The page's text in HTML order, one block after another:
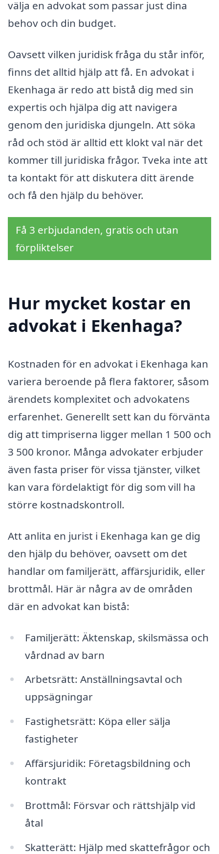
välja en advokat som passar just dina
behov och din budget.
Oavsett vilken juridisk fråga du står inför,
finns det alltid hjälp att få. En advokat i
Ekenhaga är redo att bistå dig med sin
expertis och hjälpa dig att navigera
genom den juridiska djungeln. Att söka
råd och stöd är alltid ett klokt val när det
kommer till juridiska frågor. Tveka inte att
ta kontakt för att diskutera ditt ärende
och få den hjälp du behöver.
Få 3 erbjudanden, gratis och utan
förpliktelser
Hur mycket kostar en
advokat i Ekenhaga?
Kostnaden för en advokat i Ekenhaga kan
variera beroende på flera faktorer, såsom
ärendets komplexitet och advokatens
erfarenhet. Generellt sett kan du förvänta
dig att timpriserna ligger mellan 1 500 och
3 500 kronor. Många advokater erbjuder
även fasta priser för vissa tjänster, vilket
kan vara fördelaktigt för dig som vill ha
större kostnadskontroll.
Att anlita en jurist i Ekenhaga kan ge dig
den hjälp du behöver, oavsett om det
handlar om familjerätt, affärsjuridik, eller
brottmål. Här är några av de områden
där en advokat kan bistå:
Familjerätt: Äktenskap, skilsmässa och
vårdnad av barn
Arbetsrätt: Anställningsavtal och
uppsägningar
Fastighetsrätt: Köpa eller sälja
fastigheter
Affärsjuridik: Företagsbildning och
kontrakt
Brottmål: Försvar och rättshjälp vid
åtal
Skatterätt: Hjälp med skattefrågor och